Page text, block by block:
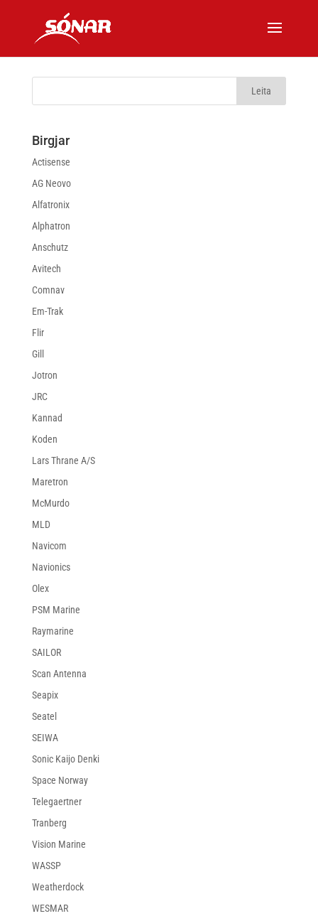
Birgjar
Actisense
AG Neovo
Alfatronix
Alphatron
Anschutz
Avitech
Comnav
Em-Trak
Flir
Gill
Jotron
JRC
Kannad
Koden
Lars Thrane A/S
Maretron
McMurdo
MLD
Navicom
Navionics
Olex
PSM Marine
Raymarine
SAILOR
Scan Antenna
Seapix
Seatel
SEIWA
Sonic Kaijo Denki
Space Norway
Telegaertner
Tranberg
Vision Marine
WASSP
Weatherdock
WESMAR